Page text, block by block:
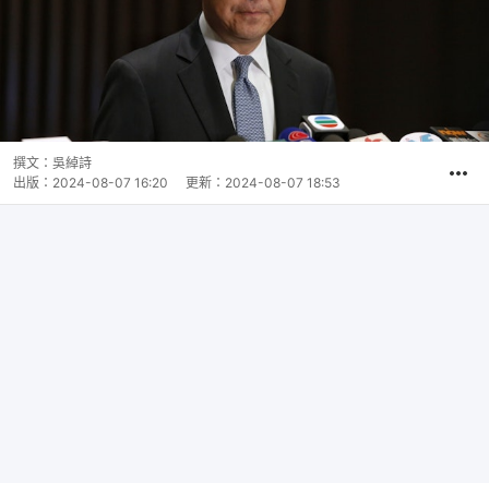
撰文： 吳綽詩
出版： 2024-08-07 16:20 更新： 2024-08-07 18:53